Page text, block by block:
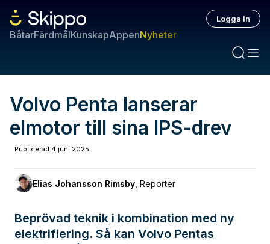
BåtarFärdmålKunskapAppenNyheter
Logga in
Volvo Penta lanserar
elmotor till sina IPS-drev
Publicerad 4 juni 2025
Elias Johansson Rimsby Reporter
Beprövad teknik i kombination med ny
elektrifiering. Så kan Volvo Pentas